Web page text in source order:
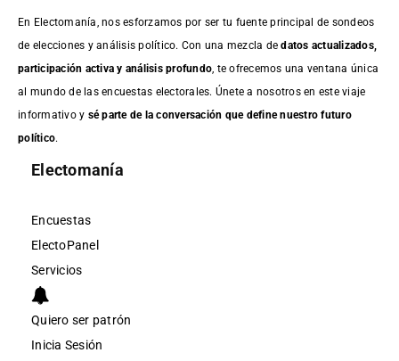
En Electomanía, nos esforzamos por ser tu fuente principal de sondeos
de elecciones y análisis político. Con una mezcla dedatos actualizados,
participación activa y análisis profundo , te ofrecemos una ventana única
al mundo de las encuestas electorales. Únete a nosotros en este viaje
informativo y sé parte de la conversación que define nuestro futuro
político.
Electomanía
Encuestas
ElectoPanel
Servicios
Quiero ser patrón
Inicia Sesión